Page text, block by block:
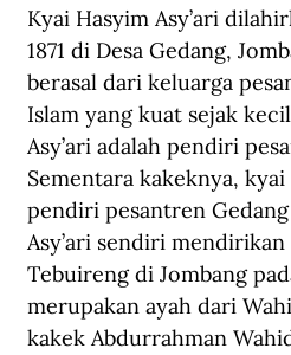
Kyai Hasyim Asy’ari
1871 di Desa Gedang,
berasal dari keluarga
Islam yang kuat sejak
Asy’ari adalah pendiri
Sementara kakeknya,
pendiri pesantren
Asy’ari sendiri
Tebuireng di Jombang
merupakan ayah dari
kakek Abdurrahman